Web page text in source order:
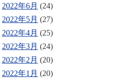
2022年6月 (24)
2022年5月 (27)
2022年4月 (25)
2022年3月 (24)
2022年2月 (20)
2022年1月 (20)